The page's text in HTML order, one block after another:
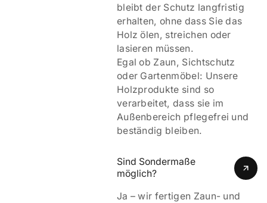
bleibt der Schutz langfristig
erhalten, ohne dass Sie das
Holz ölen, streichen oder
lasieren müssen.
Egal ob Zaun, Sichtschutz
oder Gartenmöbel: Unsere
Holzprodukte sind so
verarbeitet, dass sie im
Außenbereich pflegefrei und
beständig bleiben.
Sind Sondermaße
möglich?
Ja – wir fertigen Zaun- und